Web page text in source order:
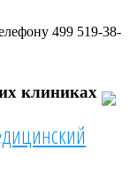
499 519-38-
клиниках